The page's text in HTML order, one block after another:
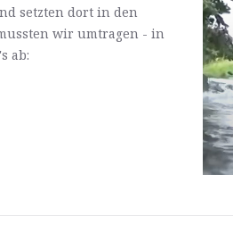
setzten dort in den
wir umtragen - in
ab: